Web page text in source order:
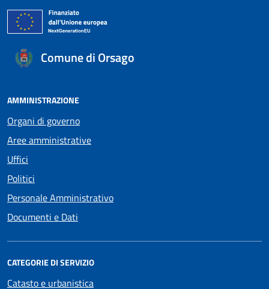
Comune di Orsago
AMMINISTRAZIONE
Organi di governo
Aree amministrative
Uffici
Politici
Personale Amministrativo
Documenti e Dati
CATEGORIE DI SERVIZIO
Catasto e urbanistica